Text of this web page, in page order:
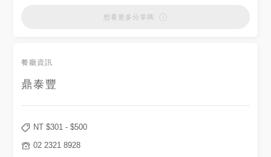
想看更多分享嗎
餐廳資訊
鼎泰豐
NT $301 - $500
02 2321 8928